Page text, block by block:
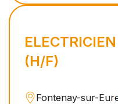
(H/F)
Fontenay-sur-